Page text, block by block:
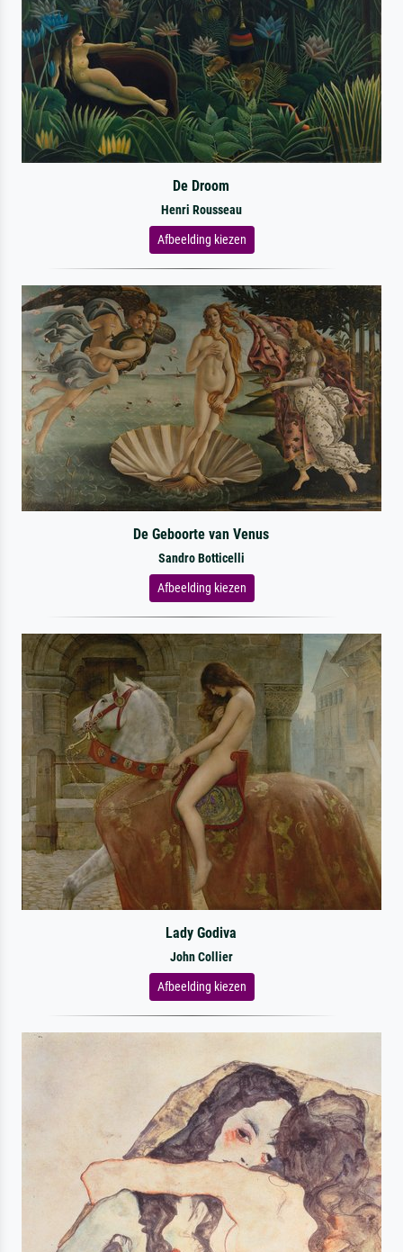
De Droom
Henri Rousseau
Afbeelding kiezen
De Geboorte van Venus
Sandro Botticelli
Afbeelding kiezen
Lady Godiva
John Collier
Afbeelding kiezen